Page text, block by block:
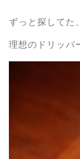
ずっと探してた
理想のドリッパ